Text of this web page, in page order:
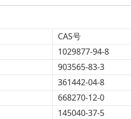
CAS号
1029877-94-8
903565-83-3
361442-04-8
668270-12-0
145040-37-5